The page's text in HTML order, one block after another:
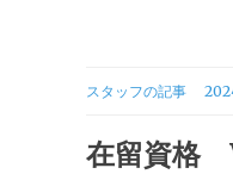
スタッフの記事
在留資